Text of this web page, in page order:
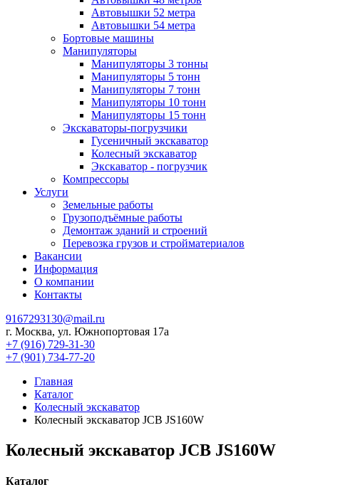
Автовышки 52 метра
Автовышки 54 метра
Бортовые машины
Манипуляторы
Манипуляторы 3 тонны
Манипуляторы 5 тонн
Манипуляторы 7 тонн
Манипуляторы 10 тонн
Манипуляторы 15 тонн
Экскаваторы-погрузчики
Гусеничный экскаватор
Колесный экскаватор
Экскаватор - погрузчик
Компрессоры
Услуги
Земельные работы
Грузоподъёмные работы
Демонтаж зданий и строений
Перевозка грузов и стройматериалов
Вакансии
Информация
О компании
Контакты
9167293130@mail.ru
г. Москва, ул. Южнопортовая 17а
+7 (916) 729-31-30
+7 (901) 734-77-20
Главная
Каталог
Колесный экскаватор
Колесный экскаватор JCB JS160W
Колесный экскаватор JCB JS160W
Каталог